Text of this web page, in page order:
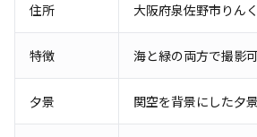
住所 大阪府泉佐野市りん
特徴 海と緑の両方で撮影
夕景 関空を背景にした夕